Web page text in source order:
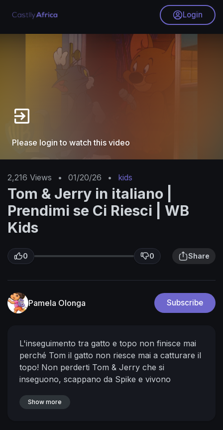
Login
Please login to watch this video
2,216 Views • 01/20/26 • kids
Tom & Jerry in italiano |
Prendimi se Ci Riesci | WB
Kids
0 0 Share
Pamela Olonga Subscribe
L'inseguimento tra gatto e topo non finisce mai
perché Tom il gatto non riesce mai a catturare il
topo! Non perderti Tom & Jerry che si
inseguono, scappano da Spike e vivono
Kids è la casa di tutte le tue clip preferite con i
Show more